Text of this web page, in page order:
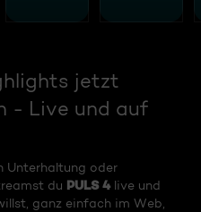
jetzt
- Live und auf
Unterhaltung oder
du PULS 4 live und
ganz einfach im Web,